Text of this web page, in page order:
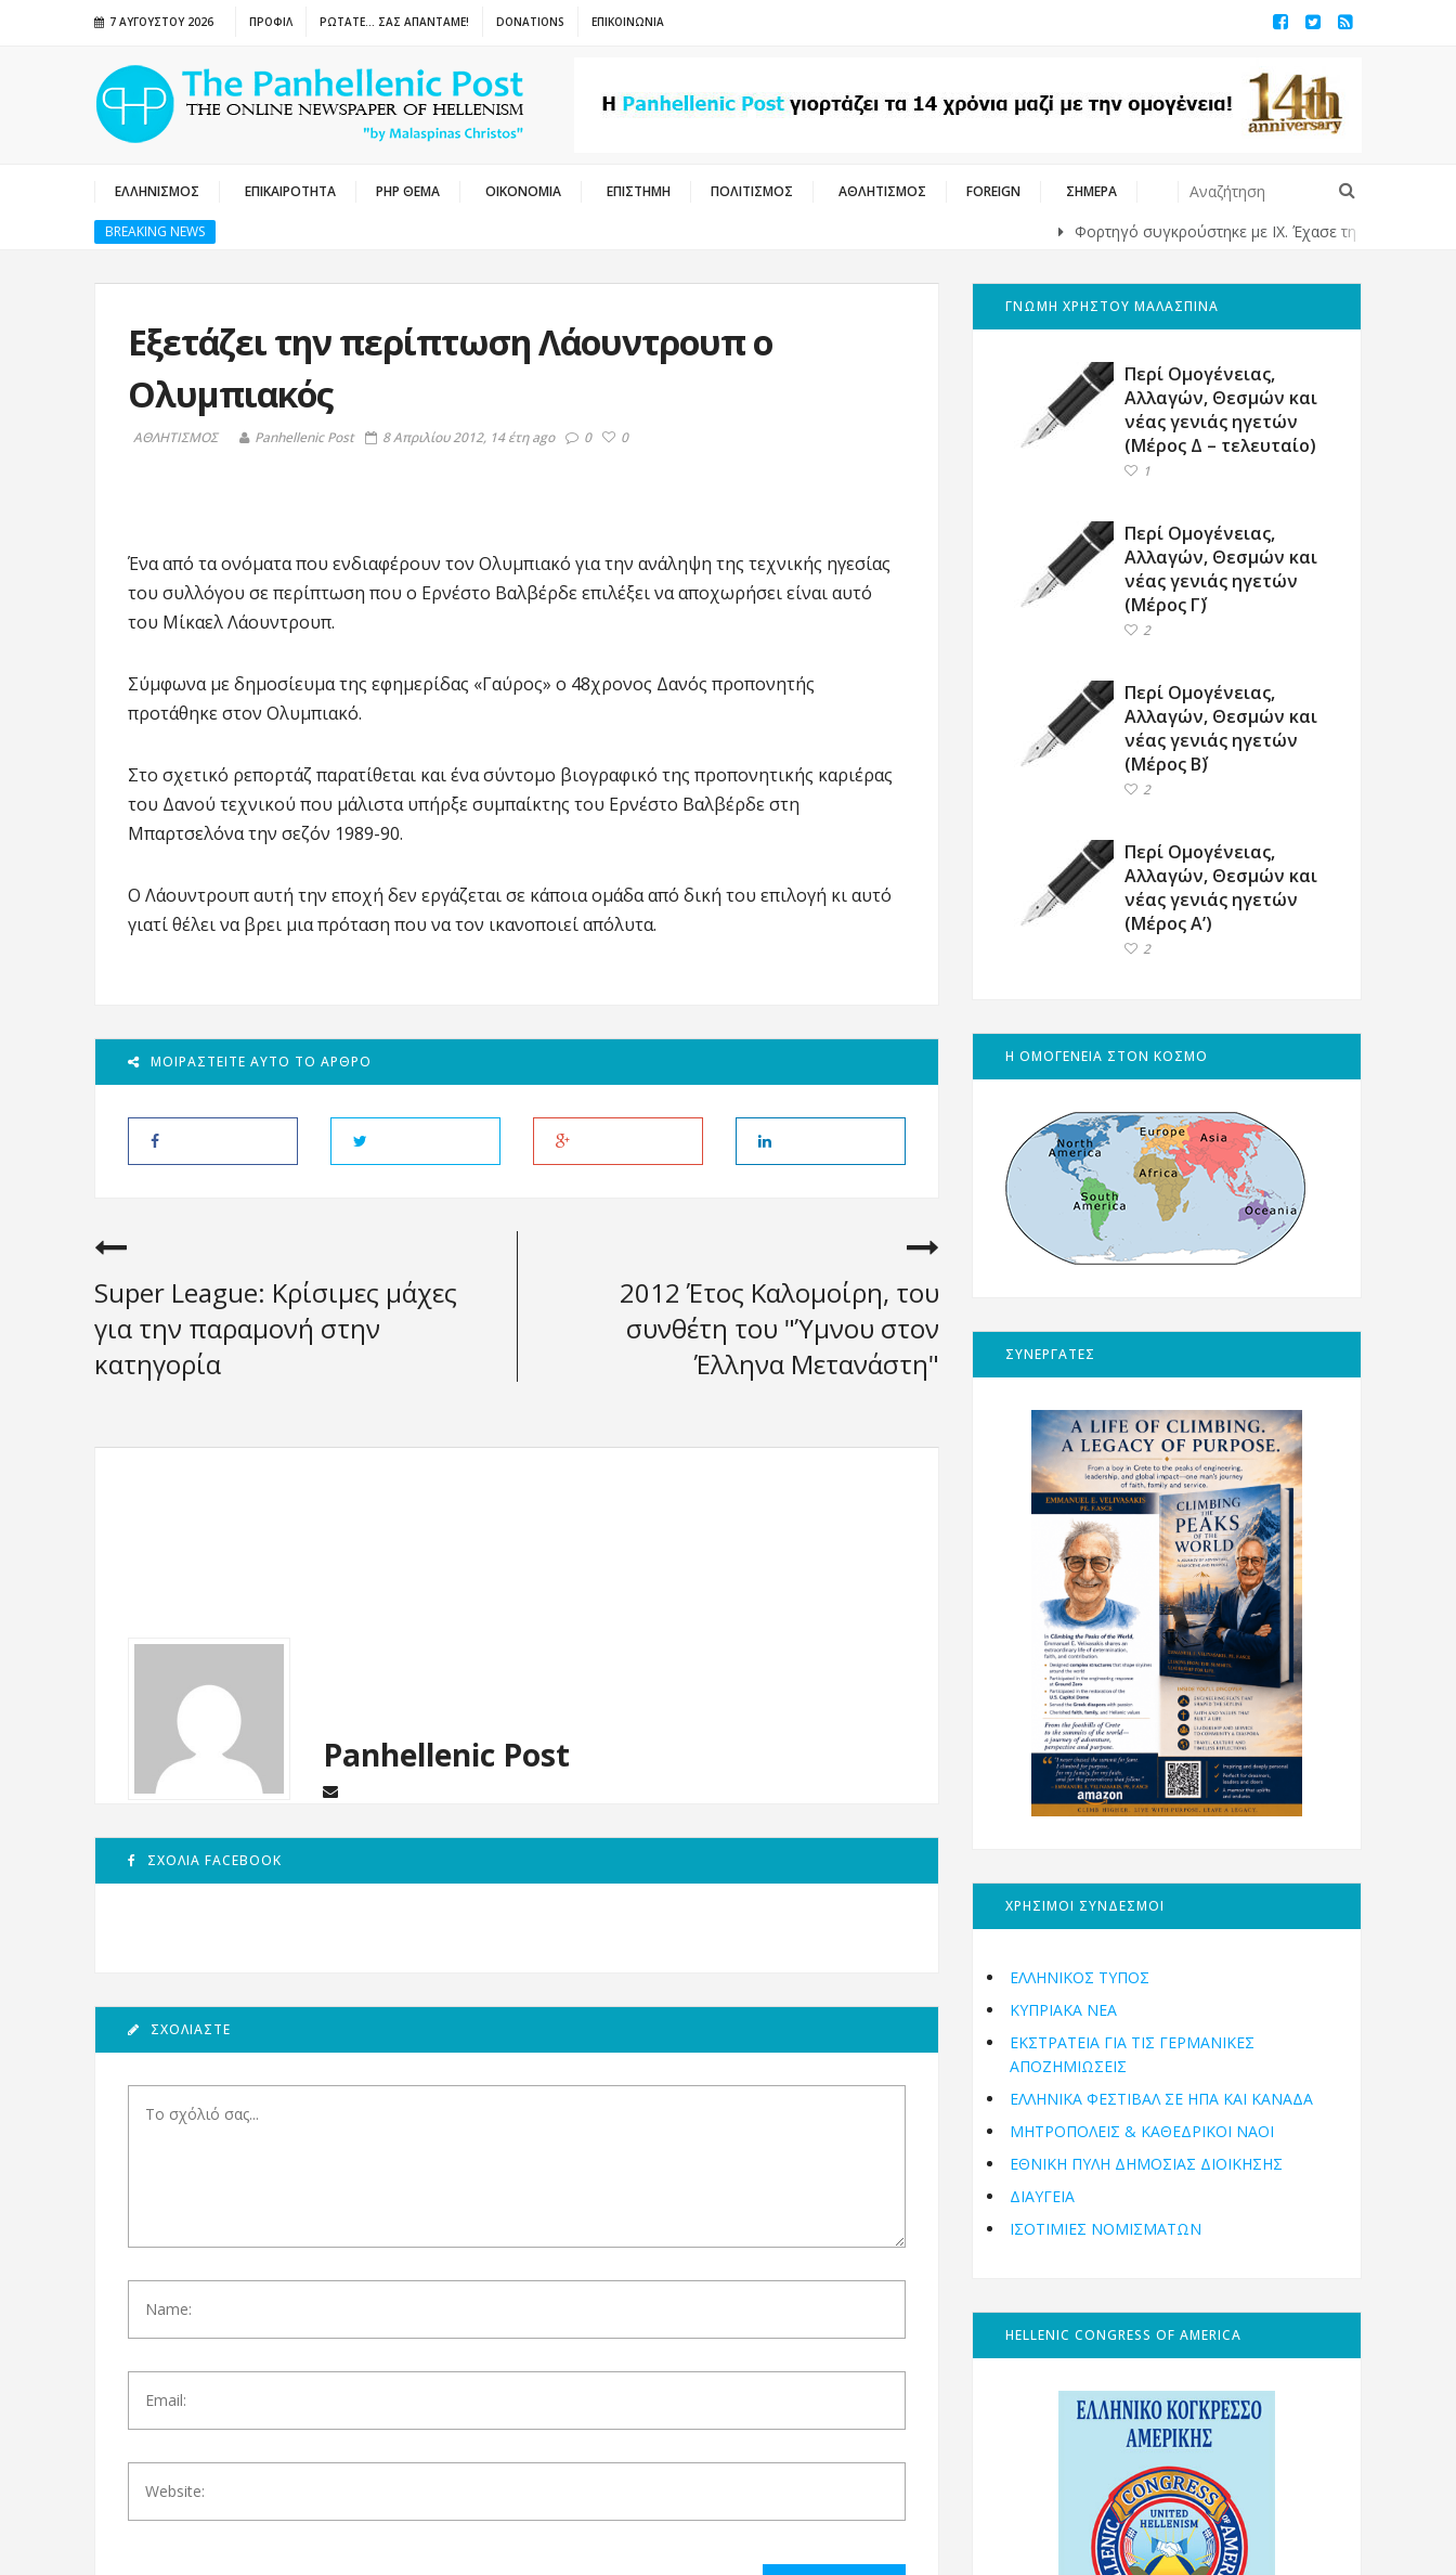
7 ΑΥΓΟΎΣΤΟΥ 2026 ΠΡΟΦΙΛ ΡΩΤΑΤΕ… ΣΑΣ ΑΠΑΝΤΑΜΕ! DONATIONS ΕΠΙΚΟΙΝΩΝΙΑ
ΕΛΛΗΝΙΣΜΟΣ ΕΠΙΚΑΙΡΟΤΗΤΑ PHP ΘΕΜΑ ΟΙΚΟΝΟΜΙΑ ΕΠΙΣΤΗΜΗ ΠΟΛΙΤΙΣΜΟΣ ΑΘΛΗΤΙΣΜΟΣ FOREIGN ΣΗΜΕΡΑ
BREAKING NEWS Φορτηγό συγκρούστηκε με ΙΧ. Έχασε τη ζωή της μια 43χρονη
Eξετάζει την περίπτωση Λάουντρουπ ο
Ολυμπιακός
ΑΘΛΗΤΙΣΜΟΣ Panhellenic Post 8 Απριλίου 2012, 14 έτη ago 0 0
Ένα από τα ονόματα που ενδιαφέρουν τον Ολυμπιακό για την ανάληψη της τεχνικής ηγεσίας
του συλλόγου σε περίπτωση που ο Ερνέστο Βαλβέρδε επιλέξει να αποχωρήσει είναι αυτό
του Μίκαελ Λάουντρουπ.
Σύμφωνα με δημοσίευμα της εφημερίδας «Γαύρος» ο 48χρονος Δανός προπονητής
προτάθηκε στον Ολυμπιακό.
Στο σχετικό ρεπορτάζ παρατίθεται και ένα σύντομο βιογραφικό της προπονητικής καριέρας
του Δανού τεχνικού που μάλιστα υπήρξε συμπαίκτης του Ερνέστο Βαλβέρδε στη
Μπαρτσελόνα την σεζόν 1989-90.
Ο Λάουντρουπ αυτή την εποχή δεν εργάζεται σε κάποια ομάδα από δική του επιλογή κι αυτό
γιατί θέλει να βρει μια πρόταση που να τον ικανοποιεί απόλυτα.
ΜΟΙΡΑΣΤΕΊΤΕ ΑΥΤΌ ΤΟ ΆΡΘΡΟ
Super League: Κρίσιμες μάχες
για την παραμονή στην
κατηγορία
2012 Έτος Καλομοίρη, του
συνθέτη του "Ύμνου στον
Έλληνα Μετανάστη"
Panhellenic Post
ΣΧΌΛΙΑ FACEBOOK
ΣΧΟΛΙΆΣΤΕ
ΓΝΩΜΗ ΧΡΗΣΤΟΥ ΜΑΛΑΣΠΙΝΑ
Περί Ομογένειας,
Αλλαγών, Θεσμών και
νέας γενιάς ηγετών
(Μέρος Δ – τελευταίο)
1
Περί Ομογένειας,
Αλλαγών, Θεσμών και
νέας γενιάς ηγετών
(Μέρος Γ΄)
2
Περί Ομογένειας,
Αλλαγών, Θεσμών και
νέας γενιάς ηγετών
(Μέρος Β΄)
2
Περί Ομογένειας,
Αλλαγών, Θεσμών και
νέας γενιάς ηγετών
(Μέρος Α’)
2
Η ΟΜΟΓΕΝΕΙΑ ΣΤΟΝ ΚΟΣΜΟ
ΣΥΝΕΡΓΑΤΕΣ
ΧΡΗΣΙΜΟΙ ΣΥΝΔΕΣΜΟΙ
ΕΛΛΗΝΙΚΟΣ ΤΥΠΟΣ
ΚΥΠΡΙΑΚΑ ΝΕΑ
ΕΚΣΤΡΑΤΕΙΑ ΓΙΑ ΤΙΣ ΓΕΡΜΑΝΙΚΕΣ
ΑΠΟΖΗΜΙΩΣΕΙΣ
ΕΛΛΗΝΙΚΆ ΦΕΣΤΙΒΆΛ ΣΕ ΗΠΑ ΚΑΙ ΚΑΝΑΔΑ
ΜΗΤΡΟΠΌΛΕΙΣ & ΚΑΘΕΔΡΙΚΟΊ ΝΑΟΊ
ΕΘΝΙΚΉ ΠΎΛΗ ΔΗΜΌΣΙΑΣ ΔΙΟΊΚΗΣΗΣ
ΔΙΑΥΓΕΙΑ
ΙΣΟΤΙΜΙΕΣ ΝΟΜΙΣΜΑΤΩΝ
HELLENIC CONGRESS OF AMERICA